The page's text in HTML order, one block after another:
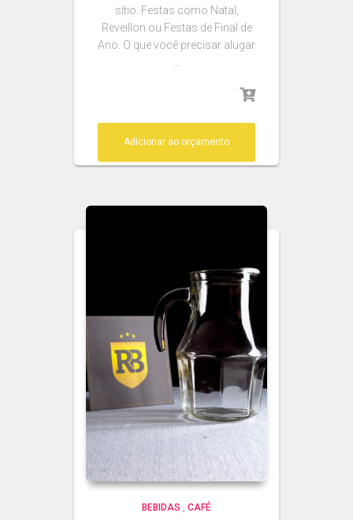
sítio. Festas como Natal,
Reveillon ou Festas de Final de
Ano. O que você precisar alugar
Adicionar ao orçamento
BEBIDAS , CAFÉ